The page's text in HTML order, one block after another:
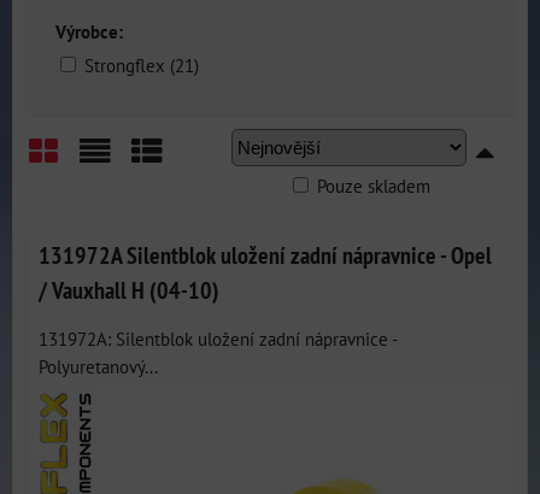
Výrobce:
Strongflex (21)
Pouze skladem
131972A Silentblok uložení zadní nápravnice - Opel
/ Vauxhall H (04-10)
131972A: Silentblok uložení zadní nápravnice -
Polyuretanový...